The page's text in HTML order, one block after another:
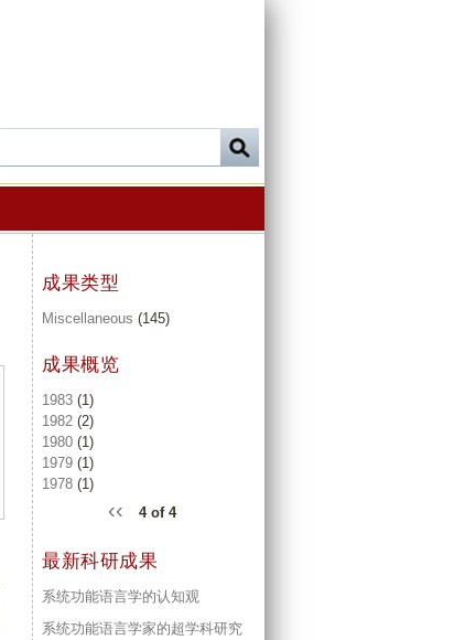
成果类型
Miscellaneous (145)
成果概览
1983 (1)
1982 (2)
1980 (1)
1979 (1)
1978 (1)
‹‹ 4 of 4
最新科研成果
系统功能语言学的认知观
系统功能语言学家的超学科研究